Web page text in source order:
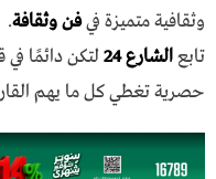
وثقافية متميزة فيفن وثقافة.
تابعالشارع 24
لتكن دائمًا
حصرية تغطي كل ما يهم